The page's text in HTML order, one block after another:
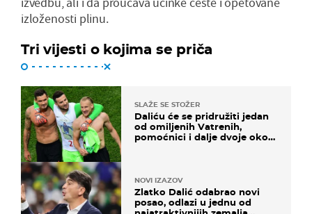
izloženosti plinu.
Tri vijesti o kojima se priča
SLAŽE SE STOŽER
Daliću će se pridružiti jedan
od omiljenih Vatrenih,
pomoćnici i dalje dvoje oko
NOVI IZAZOV
Zlatko Dalić odabrao novi
posao, odlazi u jednu od